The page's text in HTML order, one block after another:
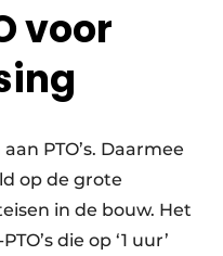
voor
PTO’s. Daarmee
op de grote
in de bouw. Het
die op ‘1 uur’